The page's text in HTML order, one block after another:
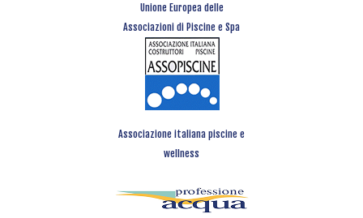
Unione Europea delle
Associazioni di Piscine e Spa
Associazione italiana piscine e
wellness